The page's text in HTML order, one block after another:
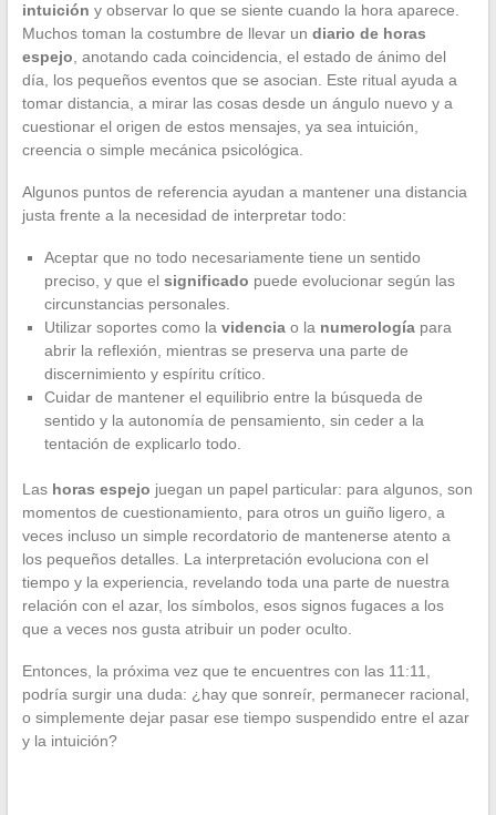
intuición y observar lo que se siente cuando la hora aparece.
Muchos toman la costumbre de llevar un diario de horas
espejo , anotando cada coincidencia, el estado de ánimo del
día, los pequeños eventos que se asocian. Este ritual ayuda a
tomar distancia, a mirar las cosas desde un ángulo nuevo y a
cuestionar el origen de estos mensajes, ya sea intuición,
creencia o simple mecánica psicológica.
Algunos puntos de referencia ayudan a mantener una distancia
justa frente a la necesidad de interpretar todo:
Aceptar que no todo necesariamente tiene un sentido
preciso, y que el significado puede evolucionar según las
circunstancias personales.
Utilizar soportes como la videnciao la numerologíapara
abrir la reflexión, mientras se preserva una parte de
discernimiento y espíritu crítico.
Cuidar de mantener el equilibrio entre la búsqueda de
sentido y la autonomía de pensamiento, sin ceder a la
tentación de explicarlo todo.
Las horas espejo juegan un papel particular: para algunos, son
momentos de cuestionamiento, para otros un guiño ligero, a
veces incluso un simple recordatorio de mantenerse atento a
los pequeños detalles. La interpretación evoluciona con el
tiempo y la experiencia, revelando toda una parte de nuestra
relación con el azar, los símbolos, esos signos fugaces a los
que a veces nos gusta atribuir un poder oculto.
Entonces, la próxima vez que te encuentres con las 11:11,
podría surgir una duda: ¿hay que sonreír, permanecer racional,
o simplemente dejar pasar ese tiempo suspendido entre el azar
y la intuición?